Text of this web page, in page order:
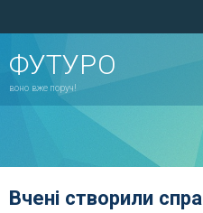
ФУТУРО
воно вже поруч!
Вчені створили